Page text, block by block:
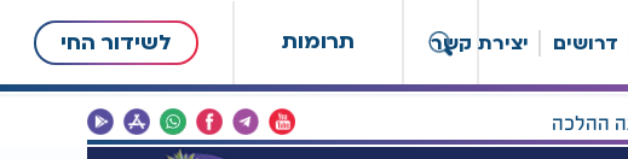
תרומות לשידור החי דרושים יצירת קשר
ההלכה